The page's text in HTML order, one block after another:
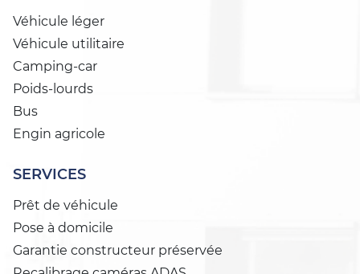
Véhicule léger
Véhicule utilitaire
Camping-car
Poids-lourds
Bus
Engin agricole
SERVICES
Prêt de véhicule
Pose à domicile
Garantie constructeur préservée